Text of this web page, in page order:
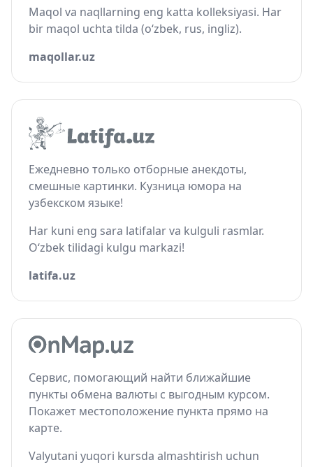
Maqol va naqllarning eng katta kolleksiyasi. Har
bir maqol uchta tilda (o‘zbek, rus, ingliz).
maqollar.uz
Ежедневно только отборные анекдоты,
смешные картинки. Кузница юмора на
узбекском языке!
Har kuni eng sara latifalar va kulguli rasmlar.
O‘zbek tilidagi kulgu markazi!
latifa.uz
Сервис, помогающий найти ближайшие
пункты обмена валюты с выгодным курсом.
Покажет местоположение пункта прямо на
карте.
Valyutani yuqori kursda almashtirish uchun